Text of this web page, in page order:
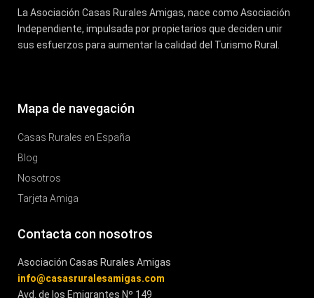
La Asociación Casas Rurales Amigas, nace como Asociación
Independiente, impulsada por propietarios que deciden unir
sus esfuerzos para aumentar la calidad del Turismo Rural.
Mapa de navegación
Casas Rurales en España
Blog
Nosotros
Tarjeta Amiga
Contacta con nosotros
Asociación Casas Rurales Amigas
info@casasruralesamigas.com
Avd. de los Emigrantes Nº 149